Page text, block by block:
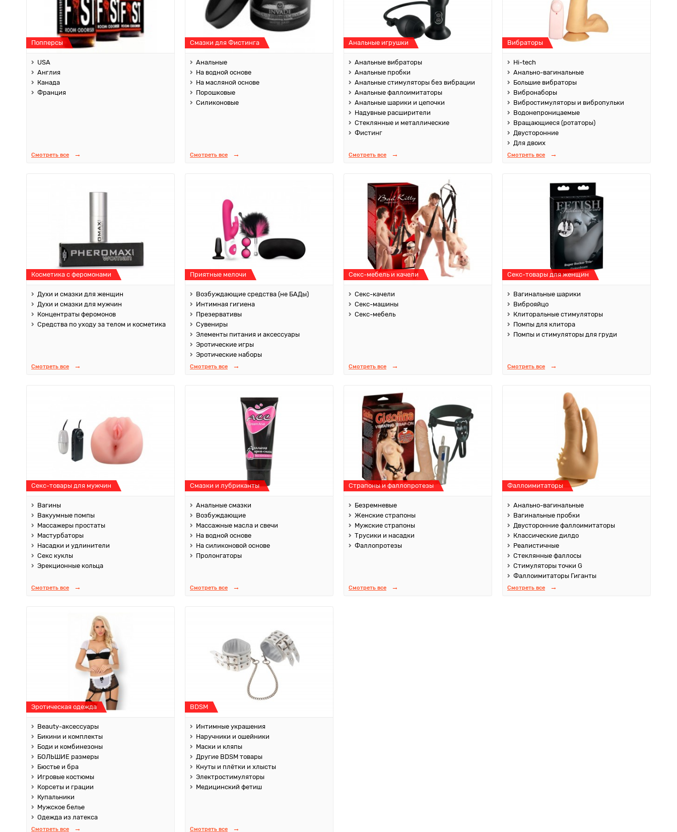
Попперсы
USA
Англия
Канада
Франция
Смотреть все
Смазки для Фистинга
Анальные
На водной основе
На масляной основе
Порошковые
Силиконовые
Смотреть все
Анальные игрушки
Анальные вибраторы
Анальные пробки
Анальные стимуляторы без вибрации
Анальные фаллоимитаторы
Анальные шарики и цепочки
Надувные расширители
Стеклянные и металлические
Фистинг
Смотреть все
Вибраторы
Hi-tech
Анально-вагинальные
Большие вибраторы
Вибронаборы
Вибростимуляторы и вибропульки
Водонепроницаемые
Вращающиеся (ротаторы)
Двусторонние
Для двоих
Смотреть все
Косметика с феромонами
Духи и смазки для женщин
Духи и смазки для мужчин
Концентраты феромонов
Средства по уходу за телом и косметика
Смотреть все
Приятные мелочи
Возбуждающие средства (не БАДы)
Интимная гигиена
Презервативы
Сувениры
Элементы питания и аксессуары
Эротические игры
Эротические наборы
Смотреть все
Секс-мебель и качели
Секс-качели
Секс-машины
Секс-мебель
Смотреть все
Секс-товары для женщин
Вагинальные шарики
Виброяйцо
Клиторальные стимуляторы
Помпы для клитора
Помпы и стимуляторы для груди
Смотреть все
Секс-товары для мужчин
Вагины
Вакуумные помпы
Массажеры простаты
Мастурбаторы
Насадки и удлинители
Секс куклы
Эрекционные кольца
Смотреть все
Смазки и лубриканты
Анальные смазки
Возбуждающие
Массажные масла и свечи
На водной основе
На силиконовой основе
Пролонгаторы
Смотреть все
Страпоны и фаллопротезы
Безремневые
Женские страпоны
Мужские страпоны
Трусики и насадки
Фаллопротезы
Смотреть все
Фаллоимитаторы
Анально-вагинальные
Вагинальные пробки
Двусторонние фаллоимитаторы
Классические дилдо
Реалистичные
Стеклянные фаллосы
Стимуляторы точки G
Фаллоимитаторы Гиганты
Смотреть все
Эротическая одежда
Beauty-аксессуары
Бикини и комплекты
Боди и комбинезоны
БОЛЬШИЕ размеры
Бюстье и бра
Игровые костюмы
Корсеты и грации
Купальники
Мужское белье
Одежда из латекса
Смотреть все
BDSM
Интимные украшения
Наручники и ошейники
Маски и кляпы
Другие BDSM товары
Кнуты и плётки и хлысты
Электростимуляторы
Медицинский фетиш
Смотреть все